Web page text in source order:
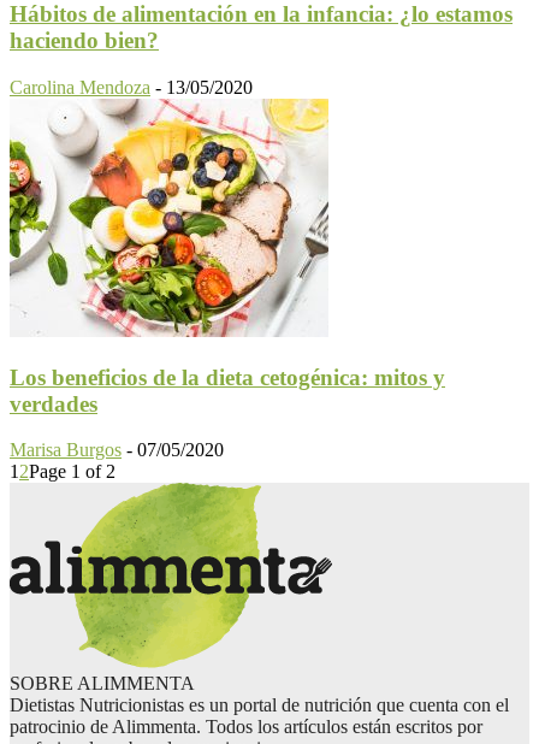
Hábitos de alimentación en la infancia: ¿lo estamos
haciendo bien?
Carolina Mendoza - 13/05/2020
Los beneficios de la dieta cetogénica: mitos y
verdades
Marisa Burgos - 07/05/2020
1 2Page 1 of 2
SOBRE ALIMMENTA
Dietistas Nutricionistas es un portal de nutrición que cuenta con el
patrocinio de Alimmenta. Todos los artículos están escritos por